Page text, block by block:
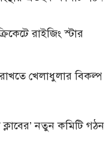
রাইজিং স্টার
খেলাধুলার বিকল্প
নতুন কমিটি গঠন